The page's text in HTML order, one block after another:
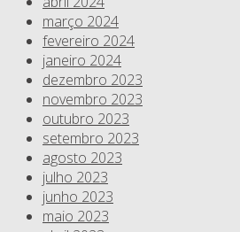
março 2024
fevereiro 2024
janeiro 2024
dezembro 2023
novembro 2023
outubro 2023
setembro 2023
agosto 2023
julho 2023
junho 2023
maio 2023